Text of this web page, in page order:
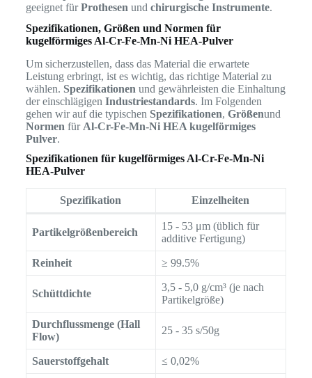
geeignet fürProthesen und chirurgische Instrumente.
Spezifikationen, Größen und Normen für
kugelförmiges Al-Cr-Fe-Mn-Ni HEA-Pulver
Um sicherzustellen, dass das Material die erwartete
Leistung erbringt, ist es wichtig, das richtige Material zu
wählen. Spezifikationen und gewährleisten die Einhaltung
der einschlägigen Industriestandards. Im Folgenden
gehen wir auf die typischen Spezifikationen, Größenund
Normen für Al-Cr-Fe-Mn-Ni HEA kugelförmiges
Pulver.
Spezifikationen für kugelförmiges Al-Cr-Fe-Mn-Ni
HEA-Pulver
Spezifikation Einzelheiten
Partikelgrößenbereich
15 - 53 μm (üblich für
additive Fertigung)
Reinheit ≥ 99.5%
Schüttdichte
3,5 - 5,0 g/cm³ (je nach
Partikelgröße)
Durchflussmenge (Hall
Flow)
25 - 35 s/50g
Sauerstoffgehalt ≤ 0,02%